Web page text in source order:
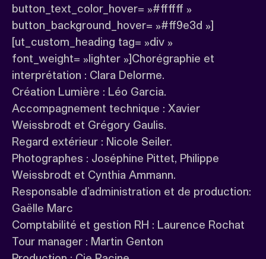
button_text_color_hover= »#ffffff »
button_background_hover= »#ff9e3d »]
[ut_custom_heading tag= »div »
font_weight= »lighter »]Chorégraphie et
interprétation : Clara Delorme.
Création Lumière : Léo Garcia.
Accompagnement technique : Xavier
Weissbrodt et Grégory Gaulis.
Regard extérieur : Nicole Seiler.
Photographes : Joséphine Pittet, Philippe
Weissbrodt et Cynthia Ammann.
Responsable d’administration et de production:
Gaëlle Marc
Comptabilité et gestion RH : Laurence Rochat
Tour manager : Martin Genton